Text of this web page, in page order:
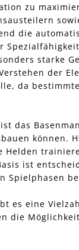
zu
die
starke
der
da
das
können.
Helden
ist
es eine
die